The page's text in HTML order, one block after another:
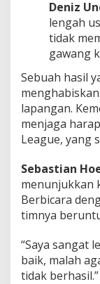
Deniz
lengah
tidak
gawang
Sebuah hasil
lapangan.
menjaga
League, yang
Sebastian
menunjukkan
Berbicara
timnya
“Saya sangat
baik, malah
tidak